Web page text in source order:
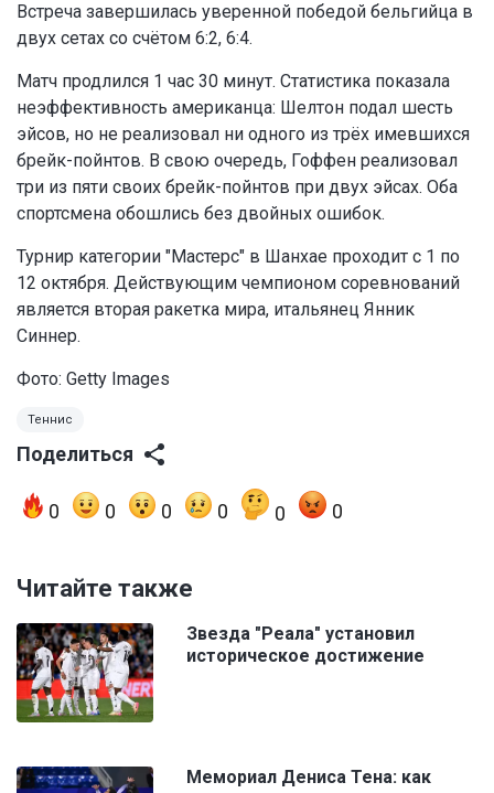
Встреча завершилась уверенной победой бельгийца в
двух сетах со счётом 6:2, 6:4.
Матч продлился 1 час 30 минут. Статистика показала
неэффективность американца: Шелтон подал шесть
эйсов, но не реализовал ни одного из трёх имевшихся
брейк-пойнтов. В свою очередь, Гоффен реализовал
три из пяти своих брейк-пойнтов при двух эйсах. Оба
спортсмена обошлись без двойных ошибок.
Турнир категории "Мастерс" в Шанхае проходит с 1 по
12 октября. Действующим чемпионом соревнований
является вторая ракетка мира, итальянец Янник
Синнер.
Фото: Getty Images
Теннис
Поделиться
0 0 0 0 0 0
Читайте также
Звезда "Реала" установил
историческое достижение
Мемориал Дениса Тена: как